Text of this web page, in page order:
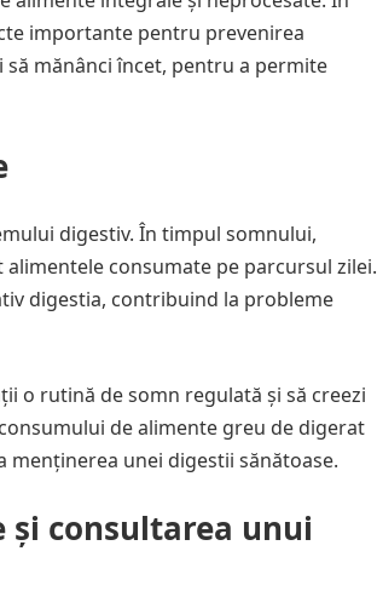
importante pentru prevenirea
mănânci încet, pentru a permite
digestiv. În timpul somnului,
consumate pe parcursul zilei.
digestia, contribuind la probleme
o rutină de somn regulată și să creezi
de alimente greu de digerat
unei digestii sănătoase.
consultarea unui